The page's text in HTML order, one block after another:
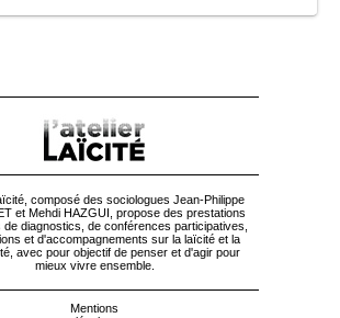
composé des sociologues Jean-Philippe
et Mehdi HAZGUI, propose des prestations
de diagnostics, de conférences participatives,
et d'accompagnements sur la laïcité et la
avec pour objectif de penser et d'agir pour
mieux vivre ensemble.
Mentions